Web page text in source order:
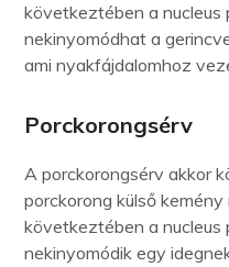
következtében a nucleus
nekinyomódhat a
ami nyakfájdalomhoz
Porckorongsérv
A porckorongsérv akkor
porckorong külső
következtében a nucleus
nekinyomódik egy